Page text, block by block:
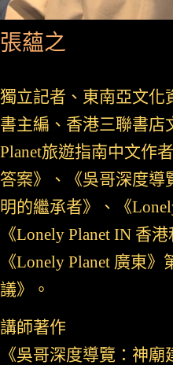
張蘊之
獨立記者、東南亞文化
書主編、香港三聯書店
Planet旅遊指南中文作
答案》、《吳哥深度導
明的繼承者》、《
《Lonely Planet IN 香
《Lonely Planet 廣東
議》。
講師著作
《吳哥深度導覽：神